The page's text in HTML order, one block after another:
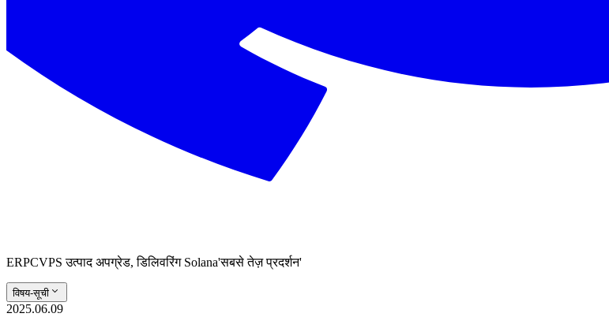
ERPCVPS उत्पाद अपग्रेड, डिलिवरिंग Solana'सबसे तेज़ प्रदर्शन'
विषय-सूची
2025.06.09